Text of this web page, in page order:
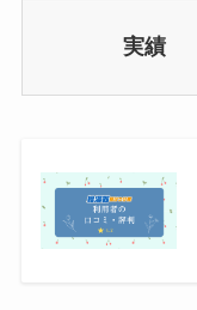
実績